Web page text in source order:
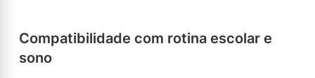
Compatibilidade com rotina escolar e
sono